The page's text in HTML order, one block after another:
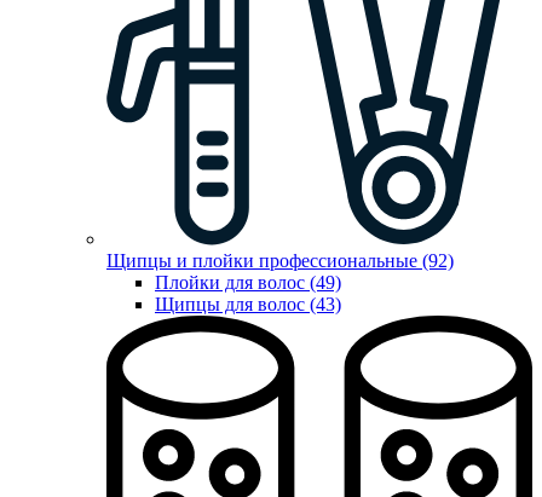
Щипцы и плойки профессиональные (92)
Плойки для волос (49)
Щипцы для волос (43)